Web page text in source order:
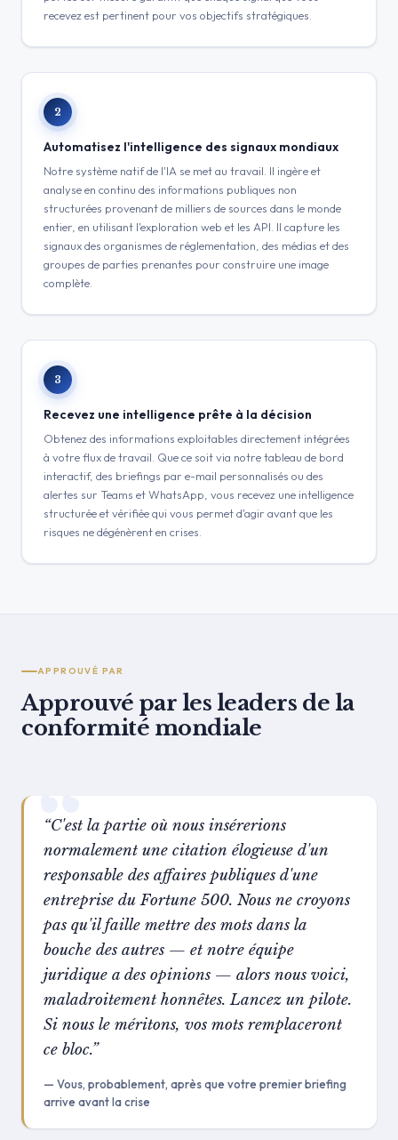
recevez est pertinent pour vos objectifs stratégiques.
2
Automatisez l'intelligence des signaux mondiaux
Notre système natif de l'IA se met au travail. Il ingère et
analyse en continu des informations publiques non
structurées provenant de milliers de sources dans le monde
entier, en utilisant l'exploration web et les API. Il capture les
signaux des organismes de réglementation, des médias et des
groupes de parties prenantes pour construire une image
complète.
3
Recevez une intelligence prête à la décision
Obtenez des informations exploitables directement intégrées
à votre flux de travail. Que ce soit via notre tableau de bord
interactif, des briefings par e-mail personnalisés ou des
alertes sur Teams et WhatsApp, vous recevez une intelligence
structurée et vérifiée qui vous permet d'agir avant que les
risques ne dégénèrent en crises.
APPROUVÉ PAR
Approuvé par les leaders de la
conformité mondiale
“C'est la partie où nous insérerions
normalement une citation élogieuse d'un
responsable des affaires publiques d'une
entreprise du Fortune 500. Nous ne croyons
pas qu'il faille mettre des mots dans la
bouche des autres — et notre équipe
juridique a des opinions — alors nous voici,
maladroitement honnêtes. Lancez un pilote.
Si nous le méritons, vos mots remplaceront
ce bloc.”
— Vous, probablement, après que votre premier briefing
arrive avant la crise